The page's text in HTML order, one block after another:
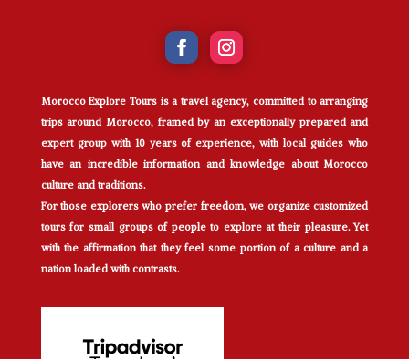
Morocco Explore Tours is a travel agency, committed to arranging
trips around Morocco, framed by an exceptionally prepared and
expert group with 10 years of experience, with local guides who
have an incredible information and knowledge about Morocco
culture and traditions.
For those explorers who prefer freedom, we organize customized
tours for small groups of people to explore at their pleasure. Yet
with the affirmation that they feel some portion of a culture and a
nation loaded with contrasts.